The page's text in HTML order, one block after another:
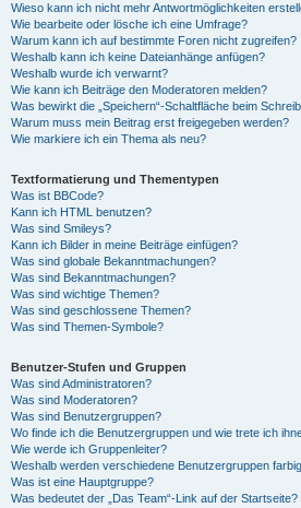
Wieso kann ich nicht mehr Antwortmöglichkeiten
Wie bearbeite oder lösche ich eine Umfrage?
Warum kann ich auf bestimmte Foren nicht zugreifen?
Weshalb kann ich keine Dateianhänge anfügen?
Weshalb wurde ich verwarnt?
Wie kann ich Beiträge den Moderatoren melden?
Was bewirkt die „Speichern“-Schaltfläche beim
Warum muss mein Beitrag erst freigegeben werden?
Wie markiere ich ein Thema als neu?
Textformatierung und Thementypen
Was ist BBCode?
Kann ich HTML benutzen?
Was sind Smileys?
Kann ich Bilder in meine Beiträge einfügen?
Was sind globale Bekanntmachungen?
Was sind Bekanntmachungen?
Was sind wichtige Themen?
Was sind geschlossene Themen?
Was sind Themen-Symbole?
Benutzer-Stufen und Gruppen
Was sind Administratoren?
Was sind Moderatoren?
Was sind Benutzergruppen?
Wo finde ich die Benutzergruppen und wie trete ich
Wie werde ich Gruppenleiter?
Weshalb werden verschiedene Benutzergruppen
Was ist eine Hauptgruppe?
Was bedeutet der „Das Team“-Link auf der Startseite?